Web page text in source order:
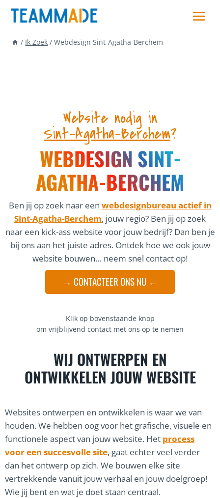
Skip
/ Ik Zoek / Webdesign Sint-Agatha-Berchem
Website nodig in
Sint-Agatha-Berchem?
WEBDESIGN SINT-
AGATHA-BERCHEM
Ben jij op zoek naar een webdesignbureau actief in
Sint-Agatha-Berchem, jouw regio? Ben jij op zoek
naar een kick-ass website voor jouw bedrijf? Dan ben je
bij ons aan het juiste adres. Ontdek hoe we ook jouw
website bouwen… neem snel contact op!
→ CONTACTEER ONS NU ←
Klik op bovenstaande knop
om vrijblijvend contact met ons op te nemen
WIJ ONTWERPEN EN
ONTWIKKELEN JOUW WEBSITE
Websites ontwerpen en ontwikkelen is waar we van
houden. We hebben oog voor het grafische, visuele en
functionele aspect van jouw website. Het process
voor een succesvolle site, gaat echter veel verder
dan het ontwerp op zich. We bouwen elke site
vertrekkende vanuit jouw verhaal en jouw doelgroep!
Wie jij bent en wat je doet staan centraal.